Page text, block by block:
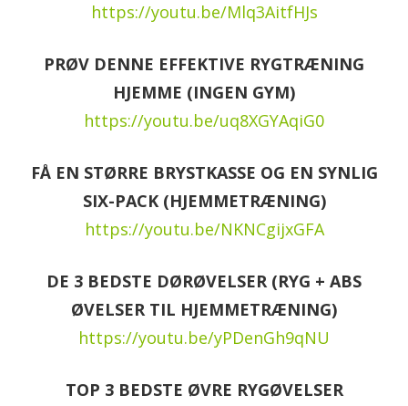
https://youtu.be/Mlq3AitfHJs
PRØV DENNE EFFEKTIVE RYGTRÆNING
HJEMME (INGEN GYM)
https://youtu.be/uq8XGYAqiG0
FÅ EN STØRRE BRYSTKASSE OG EN SYNLIG
SIX-PACK (HJEMMETRÆNING)
https://youtu.be/NKNCgijxGFA
DE 3 BEDSTE DØRØVELSER (RYG + ABS
ØVELSER TIL HJEMMETRÆNING)
https://youtu.be/yPDenGh9qNU
TOP 3 BEDSTE ØVRE RYGØVELSER